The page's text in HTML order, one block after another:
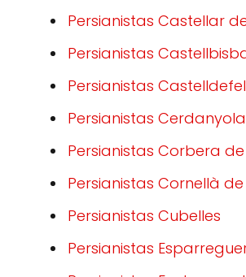
Persianistas Castellar
Persianistas
Persianistas
Persianistas
Persianistas Corbera
Persianistas Cornellà
Persianistas Cubelles
Persianistas